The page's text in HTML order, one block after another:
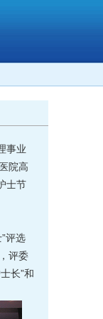
事业
院高
士节
评选
评委
长”和